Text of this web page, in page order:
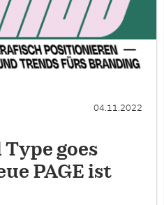
04.11.2022
goes
PAGE ist